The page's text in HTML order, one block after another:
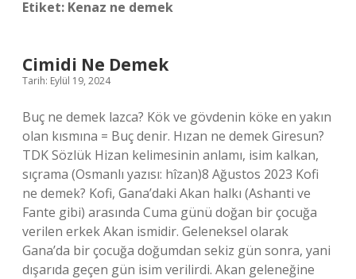
Etiket: Kenaz ne demek
Cimidi Ne Demek
Tarih: Eylül 19, 2024
Buç ne demek lazca? Kök ve gövdenin köke en yakın
olan kısmına = Buç denir. Hızan ne demek Giresun?
TDK Sözlük Hizan kelimesinin anlamı, isim kalkan,
sıçrama (Osmanlı yazısı: hîzan)8 Ağustos 2023 Kofi
ne demek? Kofi, Gana’daki Akan halkı (Ashanti ve
Fante gibi) arasında Cuma günü doğan bir çocuğa
verilen erkek Akan ismidir. Geleneksel olarak
Gana’da bir çocuğa doğumdan sekiz gün sonra, yani
dışarıda geçen gün isim verilirdi. Akan geleneğine